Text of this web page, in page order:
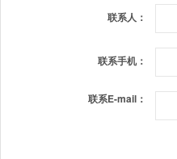
联系人：
联系手机：
联系E-mail：